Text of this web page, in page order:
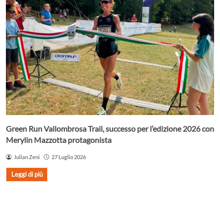
Green Run Vallombrosa Trail, successo per l’edizione 2026 con
Merylin Mazzotta protagonista
Julian Zeni 27 Luglio 2026
Leggi di più